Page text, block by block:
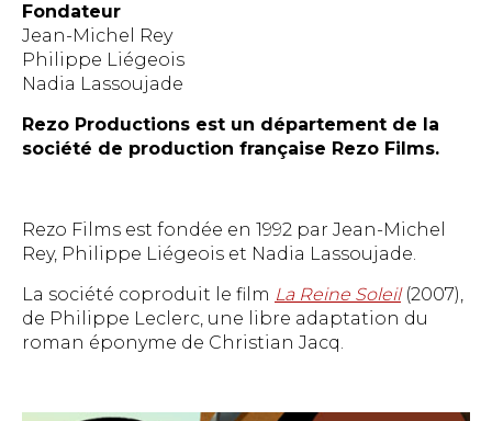
Fondateur
Jean-Michel Rey
Philippe Liégeois
Nadia Lassoujade
Rezo Productions est un département de la
société de production française Rezo Films.
Rezo Films est fondée en 1992 par Jean-Michel
Rey, Philippe Liégeois et Nadia Lassoujade.
La société coproduit le film La Reine Soleil(2007),
de Philippe Leclerc, une libre adaptation du
roman éponyme de Christian Jacq.